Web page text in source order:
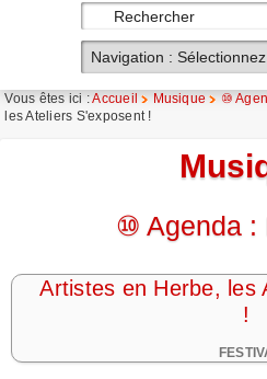
Vous êtes ici :Accueil Musique ⑩
les Ateliers S'exposent !
⑩ Agenda :
Artistes en Herbe, les
!